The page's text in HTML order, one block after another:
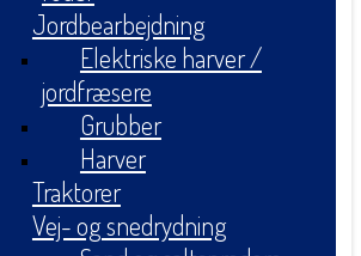
Jordbearbejdning
Elektriske harver /
jordfræsere
Grubber
Harver
Traktorer
Vej- og snedrydning